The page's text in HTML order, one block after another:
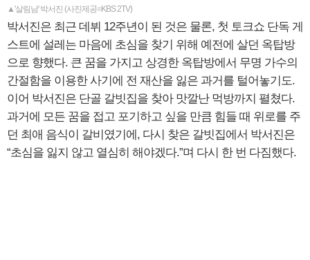
▲'살림남' 박서진 (사진제공=KBS 2TV)
박서진은 최근 데뷔 12주년이 된 것은 물론, 첫 토크쇼 단독 게
스트에 설레는 마음에 초심을 찾기 위해 예전에 살던 옥탑방
으로 향했다. 큰 꿈을 가지고 상경한 옥탑방에서 무명 가수의
간절함을 이용한 사기에 전 재산을 잃은 과거를 털어놓기도.
이어 박서진은 단골 갈빗집을 찾아 맛깔난 먹방까지 펼쳤다.
과거에 모든 꿈을 접고 포기하고 싶을 만큼 힘들 때 위로를 주
던 최애 음식이 갈비였기에, 다시 찾은 갈빗집에서 박서진은
“초심을 잃지 않고 열심히 해야겠다.”며 다시 한 번 다짐했다.